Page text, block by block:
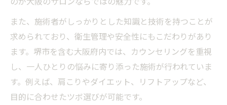
方法
耳つぼジュエリー資格取得後のセルフ活用
術
日常生活に取り入れる耳つぼジュエリーの
方法
耳つぼジュエリーで自宅でもできるリラク
また、施術者がしっかりとした知識と技術を持つことが
求められており、衛生管理や安全性にもこだわりがあり
ます。堺市を含む大阪府内では、カウンセリングを重視
し、一人ひとりの悩みに寄り添った施術が行われていま
す。例えば、肩こりやダイエット、リフトアップなど、
目的に合わせたツボ選びが可能です。